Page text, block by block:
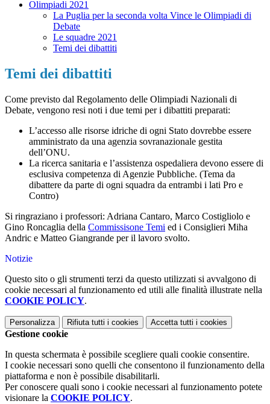
Olimpiadi 2021
La Puglia per la seconda volta Vince le Olimpiadi di
Debate
Le squadre 2021
Temi dei dibattiti
Temi dei dibattiti
Come previsto dal Regolamento delle Olimpiadi Nazionali di
Debate, vengono resi noti i due temi per i dibattiti preparati:
L’accesso alle risorse idriche di ogni Stato dovrebbe essere
amministrato da una agenzia sovranazionale gestita
dell’ONU.
La ricerca sanitaria e l’assistenza ospedaliera devono essere di
esclusiva competenza di Agenzie Pubbliche. (Tema da
dibattere da parte di ogni squadra da entrambi i lati Pro e
Contro)
Si ringraziano i professori: Adriana Cantaro, Marco Costigliolo e
Gino Roncaglia della Commissisone Temi ed i Consiglieri Miha
Andric e Matteo Giangrande per il lavoro svolto.
Notizie
Questo sito o gli strumenti terzi da questo utilizzati si avvalgono di
cookie necessari al funzionamento ed utili alle finalità illustrate nella
COOKIE POLICY.
Personalizza Rifiuta tutti i cookies Accetta tutti i cookies
Gestione cookie
In questa schermata è possibile scegliere quali cookie consentire.
I cookie necessari sono quelli che consentono il funzionamento della
piattaforma e non è possibile disabilitarli.
Per conoscere quali sono i cookie necessari al funzionamento potete
visionare la COOKIE POLICY.